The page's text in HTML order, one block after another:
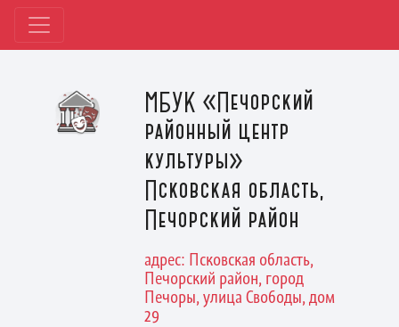
МБУК «Печорский
районный центр
культуры»
Псковская область,
Печорский район
адрес: Псковская область,
Печорский район, город
Печоры, улица Свободы, дом
29